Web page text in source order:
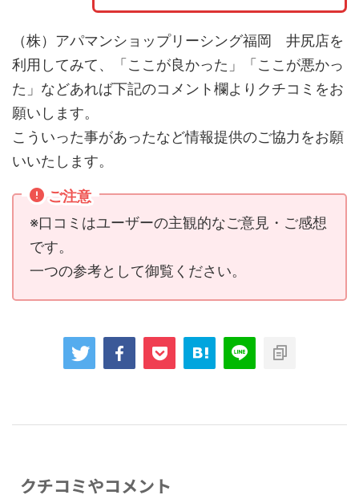
（株）アパマンショップリーシング福岡 井尻店を
利用してみて、「ここが良かった」「ここが悪かっ
た」などあれば下記のコメント欄よりクチコミをお
願いします。
こういった事があったなど情報提供のご協力をお願
いいたします。
ご注意
※口コミはユーザーの主観的なご意見・ご感想
です。
一つの参考として御覧ください。
クチコミやコメント